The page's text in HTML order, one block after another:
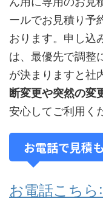
ールでお見積り予
おります。申し込
は、最優先で調整
が決まりますと社
断変更や突然の変
安心してご利用く
お電話で見積
お電話こち